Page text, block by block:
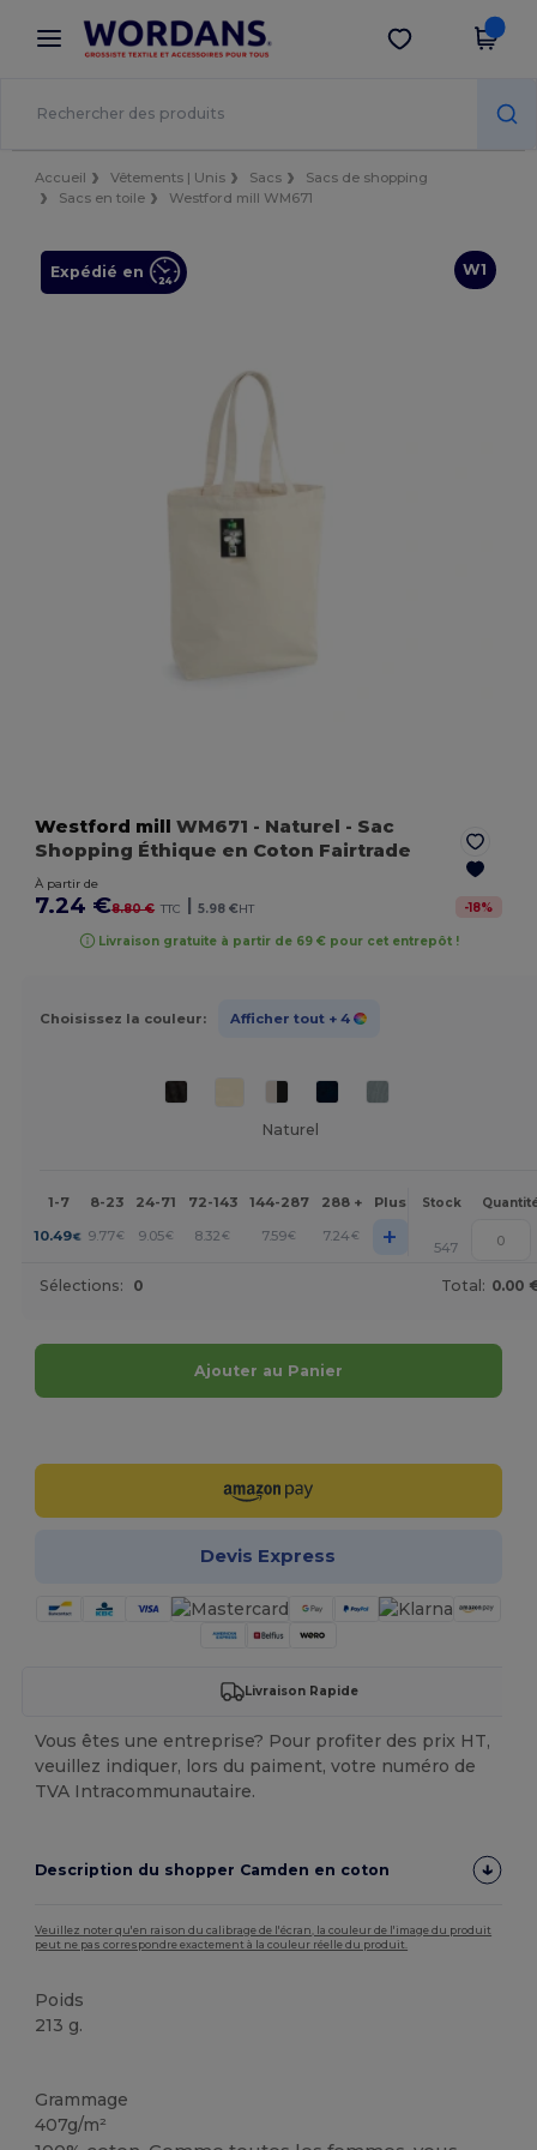
× Appli Wordans
Meilleurs prix sur l’app !
Obtenir l'appli
Accueil Vêtements | Unis Sacs
Sacs de shopping
Sacs en toile
Westford mill WM671
W1
Expédié en
Westford mill WM671 - Naturel - Sac
Shopping Éthique en Coton Fairtrade
À partir de
7.24 €8.80 € TTC | 5.98 €HT -18%
Livraison gratuite à partir de 69 € pour cet entrepôt !
Choisissez la couleur: Afficher tout + 4
Naturel
1-7 8-23 24-71 72-143 144-287 288 + Plus Stock
10.49€ 9.77€ 9.05€ 8.32 € 7.59€ 7.24 € + 547
Sélections: 0 Total: 0.00
Ajouter au Panier
Devis Express
Livraison Rapide
Vous êtes une entreprise? Pour profiter des prix HT,
veuillez indiquer, lors du paiment, votre numéro de
TVA Intracommunautaire.
Description du shopper Camden en coton
Veuillez noter qu'en raison du calibrage de l'écran, la couleur de l'image du produit
peut ne pas correspondre exactement à la couleur réelle du produit.
Poids
213 g.
Grammage
407g/m²